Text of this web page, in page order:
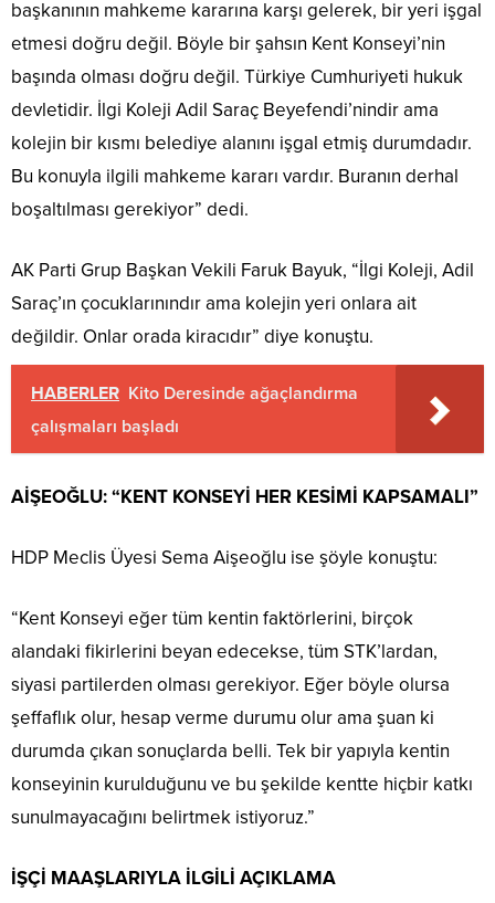
başkanının mahkeme kararına karşı gelerek, bir yeri işgal
etmesi doğru değil. Böyle bir şahsın Kent Konseyi’nin
başında olması doğru değil. Türkiye Cumhuriyeti hukuk
devletidir. İlgi Koleji Adil Saraç Beyefendi’nindir ama
kolejin bir kısmı belediye alanını işgal etmiş durumdadır.
Bu konuyla ilgili mahkeme kararı vardır. Buranın derhal
boşaltılması gerekiyor” dedi.
AK Parti Grup Başkan Vekili Faruk Bayuk, “İlgi Koleji, Adil
Saraç’ın çocuklarınındır ama kolejin yeri onlara ait
değildir. Onlar orada kiracıdır” diye konuştu.
HABERLER Kito Deresinde ağaçlandırma
çalışmaları başladı
AİŞEOĞLU: “KENT KONSEYİ HER KESİMİ KAPSAMALI”
HDP Meclis Üyesi Sema Aişeoğlu ise şöyle konuştu:
“Kent Konseyi eğer tüm kentin faktörlerini, birçok
alandaki fikirlerini beyan edecekse, tüm STK’lardan,
siyasi partilerden olması gerekiyor. Eğer böyle olursa
şeffaflık olur, hesap verme durumu olur ama şuan ki
durumda çıkan sonuçlarda belli. Tek bir yapıyla kentin
konseyinin kurulduğunu ve bu şekilde kentte hiçbir katkı
sunulmayacağını belirtmek istiyoruz.”
İŞÇİ MAAŞLARIYLA İLGİLİ AÇIKLAMA